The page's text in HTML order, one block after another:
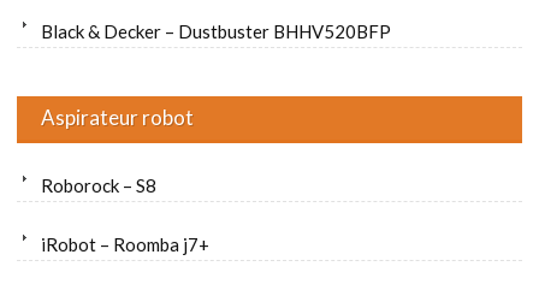
Black & Decker – Dustbuster BHHV520BFP
Aspirateur robot
Roborock – S8
iRobot – Roomba j7+